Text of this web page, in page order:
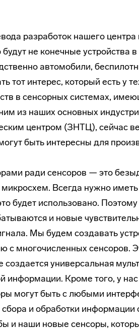
разработок нашего
будут не конечные
автомобили,
интерес, который есть у
в сенсорных системах,
из наших основных
центром (ЗНТЦ), сейчас
быть интересны для
ради сенсоров — это
Всегда нужно иметь
будет использовано.
и новые
Мы будем создавать
с многочисленных сенсоров.
универсальная
информации. Кроме того, у
могут быть с любыми
и обработки информации
и наши новые сенсоры,